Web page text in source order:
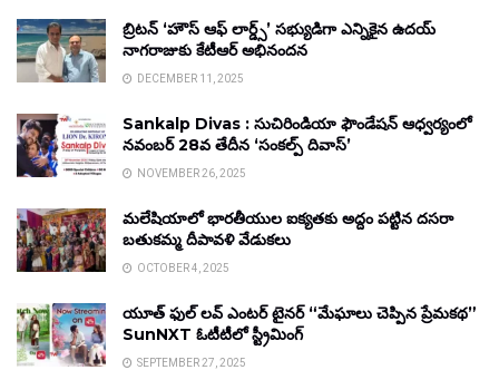
బ్రిటన్ ‘హౌస్ ఆఫ్ లార్డ్స్’ సభ్యుడిగా ఎన్నికైన ఉదయ్
నాగరాజుకు కేటీఆర్ అభినందన
DECEMBER 11, 2025
Sankalp Divas : సుచిరిండియా ఫౌండేషన్ ఆధ్వర్యంలో
నవంబర్ 28వ తేదీన ‘సంకల్ప్ దివాస్’
NOVEMBER 26, 2025
మలేషియాలో భారతీయుల ఐక్యతకు అద్దం పట్టిన దసరా
బతుకమ్మ దీపావళి వేడుకలు
OCTOBER 4, 2025
యూత్ ఫుల్ లవ్ ఎంటర్ టైనర్ “మేఘాలు చెప్పిన ప్రేమకథ”
SunNXT ఓటీటీలో స్ట్రీమింగ్
SEPTEMBER 27, 2025